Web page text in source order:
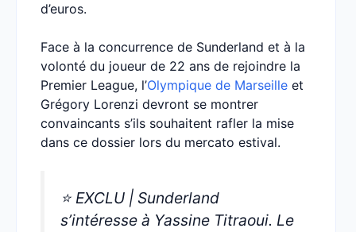
d’euros.
Face à la concurrence de Sunderland et à la
volonté du joueur de 22 ans de rejoindre la
Premier League, l’Olympique de Marseille et
Grégory Lorenzi devront se montrer
convaincants s’ils souhaitent rafler la mise
dans ce dossier lors du mercato estival.
⭐️ EXCLU | Sunderland
s’intéresse à Yassine Titraoui. Le